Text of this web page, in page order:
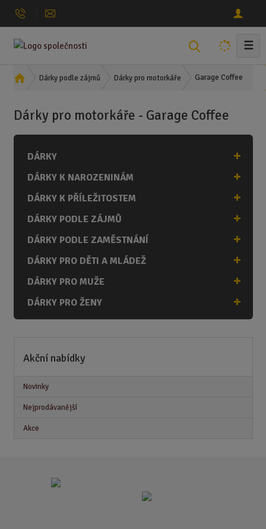
h
d
a
☰
Ú
d
s
a
a
Dárky podle zájmů Dárky pro motorkáře Garage Coffee
Dárky pro motorkáře - Garage Coffee
DÁRKY
DÁRKY K NAROZENINÁM
DÁRKY K PŘÍLEŽITOSTEM
DÁRKY PODLE ZÁJMŮ
DÁRKY PODLE ZAMĚSTNÁNÍ
DÁRKY PRO DĚTI A MLÁDEŽ
DÁRKY PRO MUŽE
DÁRKY PRO ŽENY
Akční nabídky
Novinky
Nejprodávanější
Akce